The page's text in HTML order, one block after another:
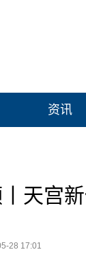
资讯
天宫
28 17:01